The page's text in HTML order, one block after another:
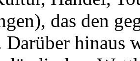
das den
Darüber hinaus